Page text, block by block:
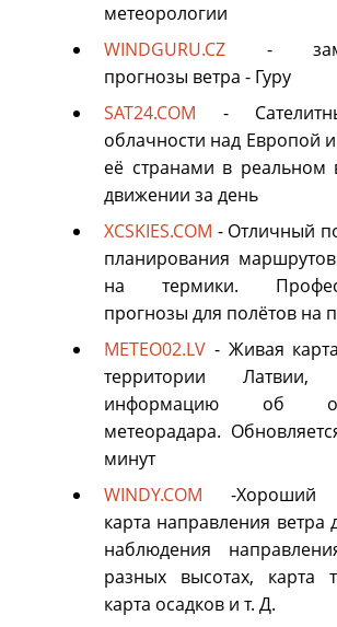
метеорологии
WINDGURU.CZ -
прогнозы ветра - Гуру
SAT24.COM -
облачности над Европой
её странами в
движении за день
XCSKIES.COM - Отличный
планирования
на термики.
прогнозы для полётов на
METEO02.LV - Живая
территории Латвии,
информацию об
метеорадара.
минут
WINDY.COM -Хороший
карта направления ветра
наблюдения
разных высотах, карта
карта осадков и т. Д.